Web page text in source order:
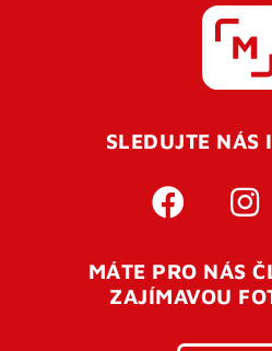
SLEDUJTE NÁS
MÁTE PRO NÁS
ZAJÍMAVOU